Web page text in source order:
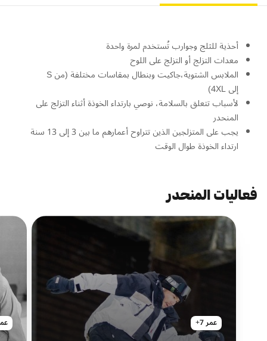
أحذية للثلج وجوارب تُستخدم لمرة واحدة
معدات التزلج أو التزلج على اللوح
الملابس الشتوية،جاكيت وبنطال بمقاسات مختلفة (من S
إلى 4XL)
لأسباب تتعلق بالسلامة، نوصي بارتداء الخوذة أثناء التزلج على
المنحدر
يجب على المتزلجين الذين تتراوح أعمارهم ما بين 3 إلى 13 سنة
ارتداء الخوذة طوال الوقت
فعاليات المنحدر
عمر 7+